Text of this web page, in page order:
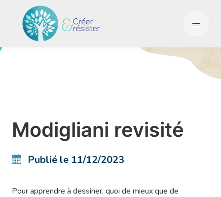
Modigliani revisité
Publié le 11/12/2023
Pour apprendre à dessiner, quoi de mieux que de